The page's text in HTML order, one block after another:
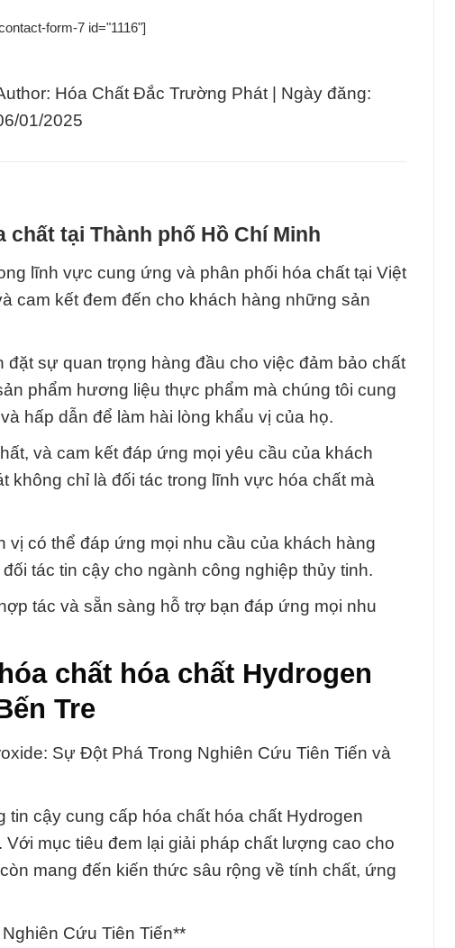
form-7 id="1116"]
Hóa Chất Đắc Trường Phát | Ngày đăng:
01/2025
tại Thành phố Hồ Chí Minh
lĩnh vực cung ứng và phân phối hóa chất tại Việt
cam kết đem đến cho khách hàng những sản
sự quan trọng hàng đầu cho việc đảm bảo chất
phẩm hương liệu thực phẩm mà chúng tôi cung
hấp dẫn để làm hài lòng khẩu vị của họ.
và cam kết đáp ứng mọi yêu cầu của khách
không chỉ là đối tác trong lĩnh vực hóa chất mà
có thể đáp ứng mọi nhu cầu của khách hàng
tác tin cậy cho ngành công nghiệp thủy tinh.
tác và sẵn sàng hỗ trợ bạn đáp ứng mọi nhu
chất hóa chất Hydrogen
Tre
Sự Đột Phá Trong Nghiên Cứu Tiên Tiến và
cậy cung cấp hóa chất hóa chất Hydrogen
mục tiêu đem lại giải pháp chất lượng cao cho
mang đến kiến thức sâu rộng về tính chất, ứng
Cứu Tiên Tiến**